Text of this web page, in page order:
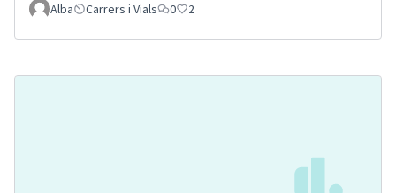
Alba Carrers i Vials 0 2